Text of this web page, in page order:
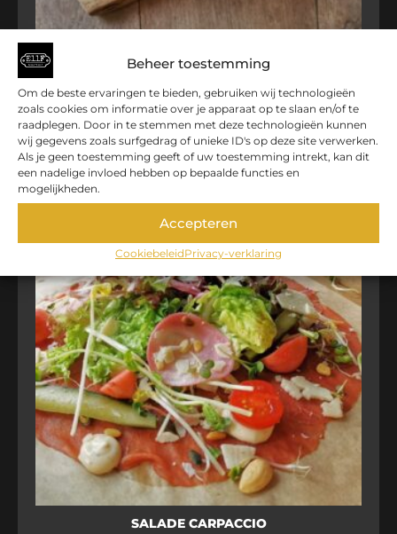
Beheer toestemming
Om de beste ervaringen te bieden, gebruiken wij technologieën
zoals cookies om informatie over je apparaat op te slaan en/of te
raadplegen. Door in te stemmen met deze technologieën kunnen
wij gegevens zoals surfgedrag of unieke ID's op deze site verwerken.
Als je geen toestemming geeft of uw toestemming intrekt, kan dit
een nadelige invloed hebben op bepaalde functies en
mogelijkheden.
Accepteren
CookiebeleidPrivacy-verklaring
TOEVOEGEN AAN WINKELWAGEN
SALADE CARPACCIO